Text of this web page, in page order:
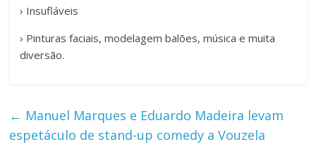
› Insufláveis
› Pinturas faciais, modelagem balões, música e muita
diversão.
← Manuel Marques e Eduardo Madeira levam
espetáculo de stand-up comedy a Vouzela